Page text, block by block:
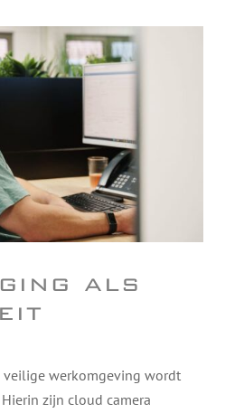
als
veilige werkomgeving wordt
zijn cloud camera